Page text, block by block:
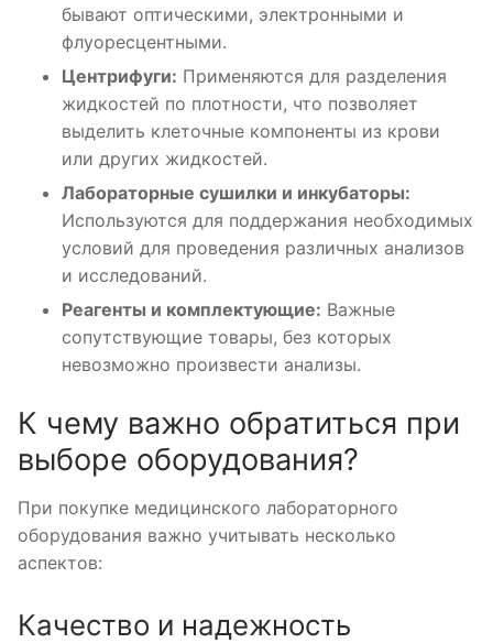
бывают оптическими, электронными и
флуоресцентными.
Центрифуги: Применяются для разделения
жидкостей по плотности, что позволяет
выделить клеточные компоненты из крови
или других жидкостей.
Лабораторные сушилки и инкубаторы:
Используются для поддержания необходимых
условий для проведения различных анализов
и исследований.
Реагенты и комплектующие: Важные
сопутствующие товары, без которых
невозможно произвести анализы.
К чему важно обратиться при
выборе оборудования?
При покупке медицинского лабораторного
оборудования важно учитывать несколько
аспектов:
Качество и надежность